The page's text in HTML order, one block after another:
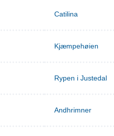
Catilina
Kjæmpehøien
Rypen i Justedal
Andhrimner